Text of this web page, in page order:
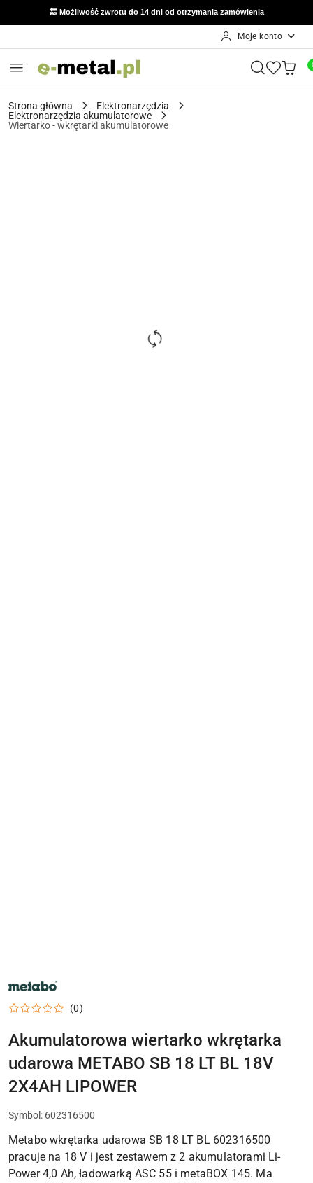
🔙 Możliwość zwrotu do 14 dni od otrzymania zamówienia
Moje konto
Strona główna
Elektronarzędzia
Elektronarzędzia akumulatorowe
Wiertarko - wkrętarki akumulatorowe
NARZĘDZIA
METABO,
ELEKTRONARZĘDZIA
I
WARSZTATU
(0)
Akumulatorowa wiertarko wkrętarka
udarowa METABO SB 18 LT BL 18V
2X4AH LIPOWER
Symbol: 602316500
Metabo wkrętarka udarowa SB 18 LT BL 602316500
pracuje na 18 V i jest zestawem z 2 akumulatorami Li-
Power 4,0 Ah, ładowarką ASC 55 i metaBOX 145. Ma